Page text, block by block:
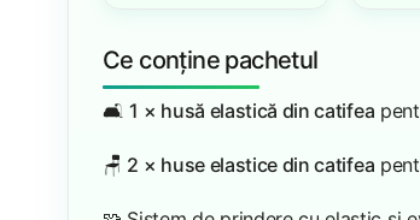
Ce conține pachetul
🛋️ 1 × husă elastică din catifea
🪑 2 × huse elastice din catifea